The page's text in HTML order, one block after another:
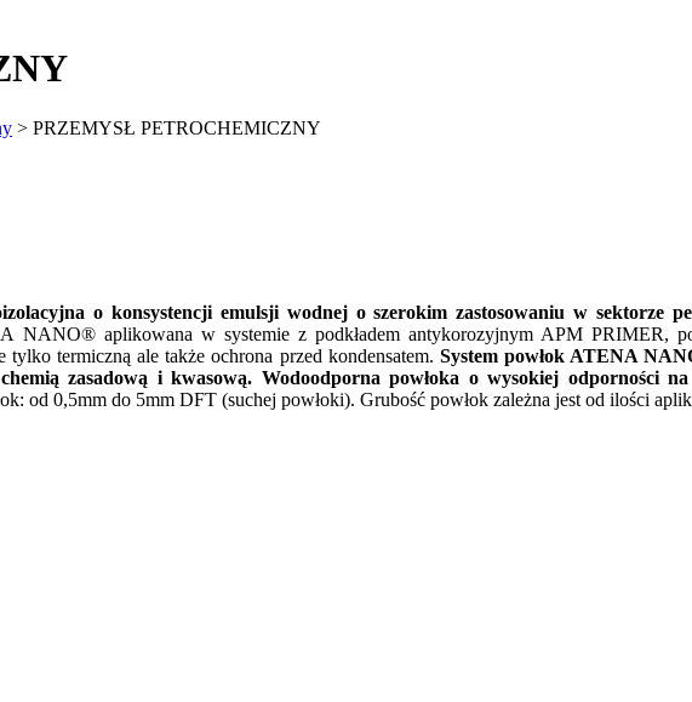
> PRZEMYSŁ PETROCHEMICZNY
o konsystencji emulsji wodnej o szerokim zastosowaniu w sektorze
NANO® aplikowana w systemie z podkładem antykorozyjnym APM PRIMER,
termiczną ale także ochrona przed kondensatem. System powłok ATENA
zasadową i kwasową. Wodoodporna powłoka o wysokiej odporności
od 0,5mm do 5mm DFT (suchej powłoki). Grubość powłok zależna jest od ilości